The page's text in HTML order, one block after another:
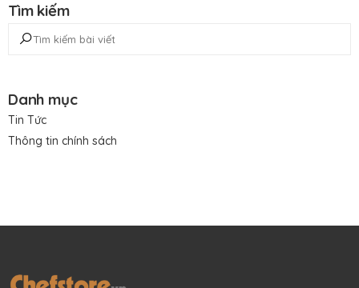
Tìm kiếm
Danh mục
Tin Tức
Thông tin chính sách